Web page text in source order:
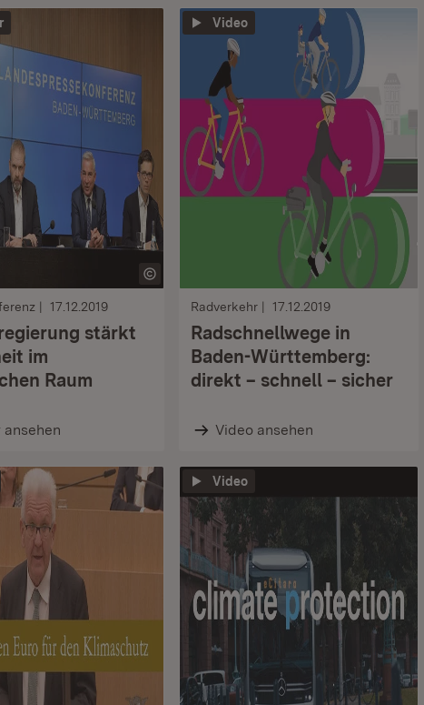
17.12.2019
stärkt
im
Raum
Video
Radverkehr 17.12.2019
Radschnellwege in
Baden-Württemberg:
direkt – schnell – sicher
Video ansehen
Video